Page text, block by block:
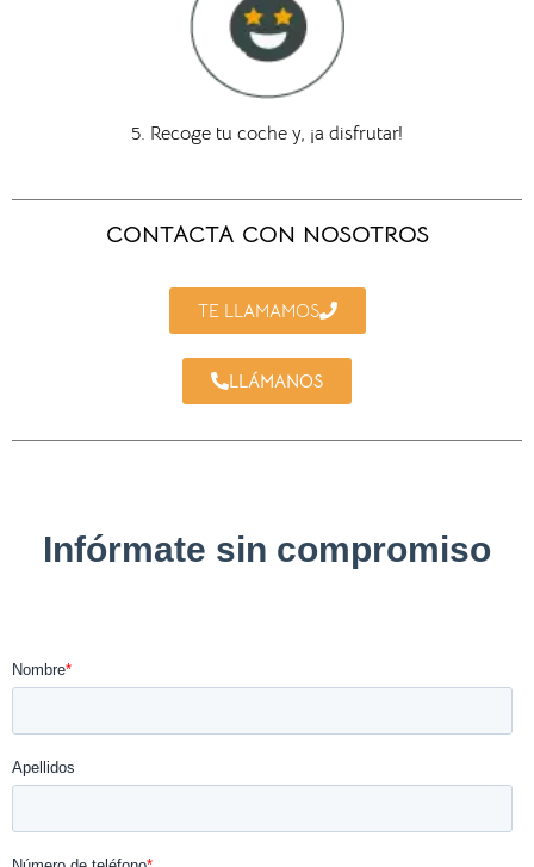
5. Recoge tu coche y, ¡a disfrutar!
CONTACTA CON NOSOTROS
TE LLAMAMOS
LLÁMANOS